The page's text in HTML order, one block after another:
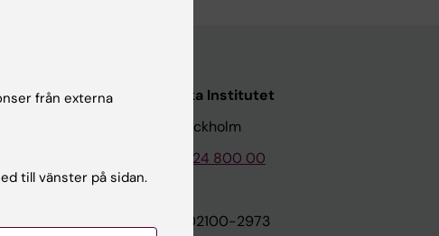
Karolinska Institutet
171 77 Stockholm
Tel: 08-524 800 00
Org.nr: 202100-2973
från externa
till vänster på sidan.